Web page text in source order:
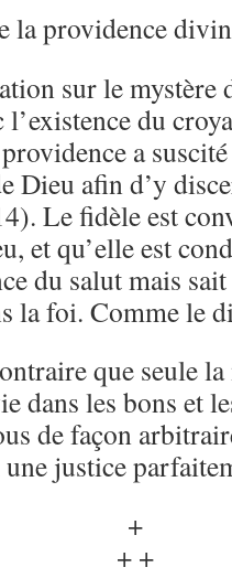
la providence
sur le
du
a
Dieu afin d’y
Le fidèle est
et qu’elle est
du salut mais
la foi. Comme le
que seule
dans les bons et
de façon
justice
+
+ +